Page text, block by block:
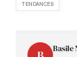
TENDANCES
Basile